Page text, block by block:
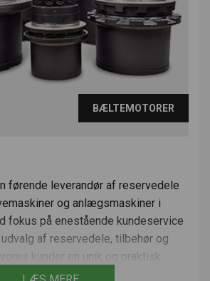
BÆLTEMOTORER
førende leverandør af reservedele
og anlægsmaskiner i
fokus på enestående kundeservice
af reservedele, tilbehør og
kunder en unik og praktisk